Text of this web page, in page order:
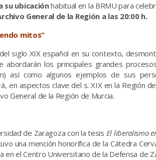
su ubicaciónhabitual en la BRMU para
General de la Región a las 20:00 h.
mitos”
siglo XIX español en su contexto,
los principales grandes
así como algunos ejemplos de sus
en aspectos clave del s. XIX en la Región
General de la Región de Murcia.
de Zaragoza con la tesis El liberalismo
una mención honorífica de la Cátedra
el Centro Universitario de la Defensa de